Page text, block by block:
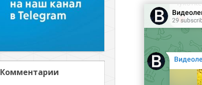
Комментарии